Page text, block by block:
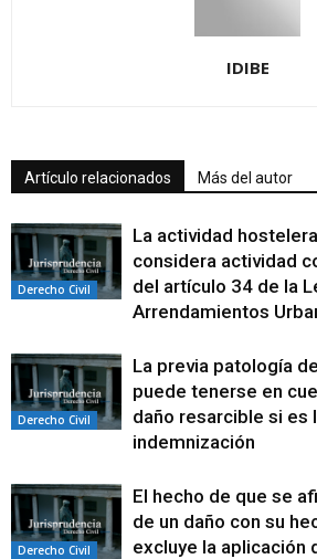
IDIBE
Artículo relacionados Más del autor
Derecho Civil
La actividad
considera actividad
del artículo 34 de la
Arrendamientos
Derecho Civil
La previa patología
puede tenerse en
daño resarcible si es
indemnización
Derecho Civil
El hecho de que se
de un daño con su
excluye la aplicación